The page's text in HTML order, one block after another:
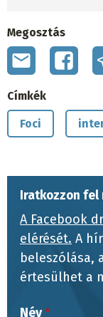
Megosztás
Címkék
Foci
Iratkozzon fel
A Facebook
elérését. A
beleszólása,
értesülhet a
Név